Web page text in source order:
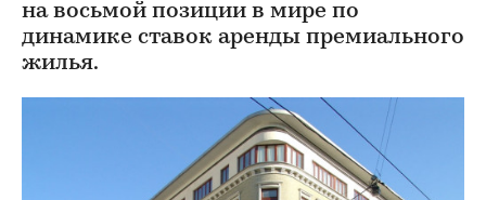
на восьмой позиции в мире по
динамике ставок аренды премиального
жилья.